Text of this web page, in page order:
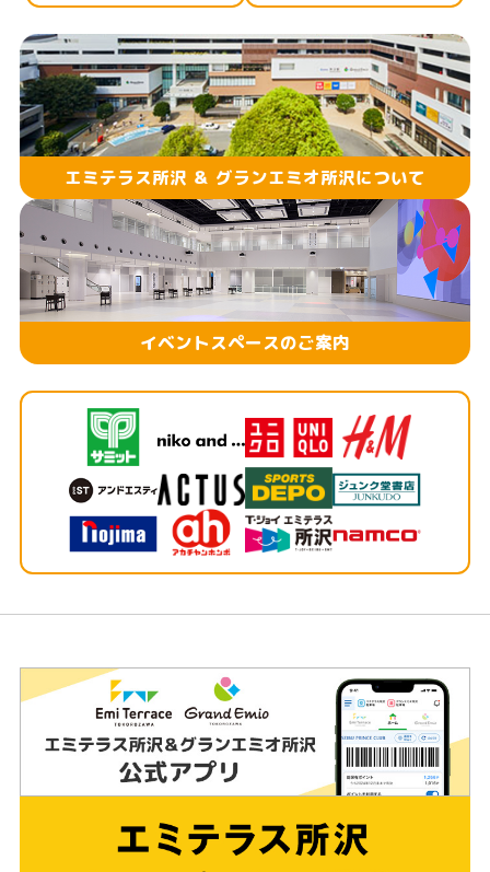
エミテラス所沢 ＆ グランエミオ所沢について
イベントスペースのご案内